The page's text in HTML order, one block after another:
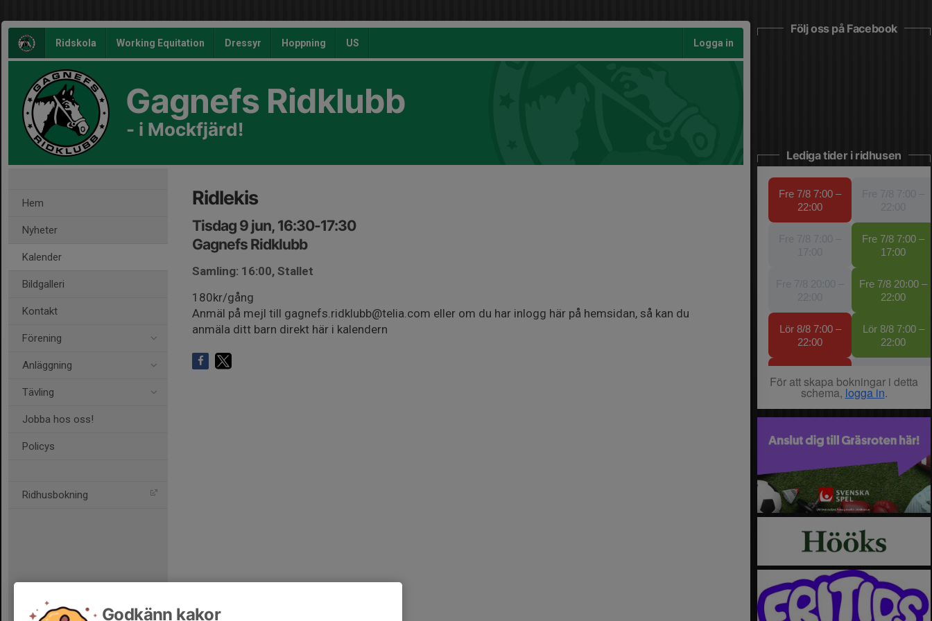
Ridskola Working Equitation Dressyr Hoppning US Logga in
Gagnefs Ridklubb
- i Mockfjärd!
Hem
Nyheter
Kalender
Bildgalleri
Kontakt
Förening
Anläggning
Tävling
Jobba hos oss!
Policys
Ridhusbokning
Ridlekis
Tisdag 9 jun, 16:30-17:30
Gagnefs Ridklubb
Samling: 16:00, Stallet
180kr/gång
Anmäl på mejl till gagnefs.ridklubb@telia.com eller om du har inlogg här på hemsidan, så kan du
anmäla ditt barn direkt här i kalendern
Följ oss på Facebook
Lediga tider i ridhusen
Godkänn kakor